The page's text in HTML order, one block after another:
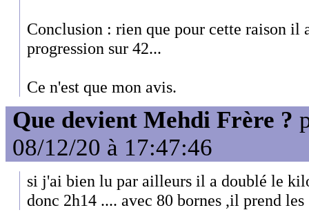
Conclusion : rien que pour cette raison il
progression sur 42...
Ce n'est que mon avis.
Que devient Mehdi Frère ?
08/12/20 à 17:47:46
si j'ai bien lu par ailleurs il a doublé le
donc 2h14 .... avec 80 bornes ,il prend les